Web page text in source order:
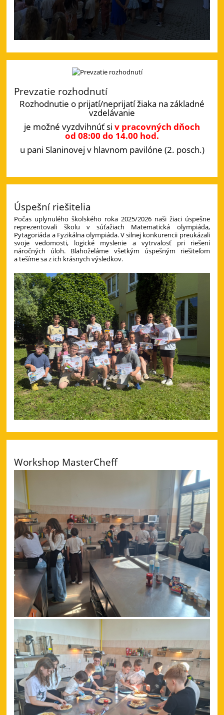
Prevzatie rozhodnutí
Rozhodnutie o prijatí/neprijatí žiaka na základné
vzdelávanie
je možné vyzdvihnúť si v pracovných dňoch
od 08:00 do 14.00 hod.
u pani Slaninovej v hlavnom pavilóne (2. posch.)
Úspešní riešitelia
Počas uplynulého školského roka 2025/2026 naši žiaci úspešne
reprezentovali školu v súťažiach Matematická olympiáda,
Pytagoriáda a Fyzikálna olympiáda. V silnej konkurencii preukázali
svoje vedomosti, logické myslenie a vytrvalosť pri riešení
náročných úloh. Blahoželáme všetkým úspešným riešiteľom
a tešíme sa z ich krásnych výsledkov.
Workshop MasterCheff